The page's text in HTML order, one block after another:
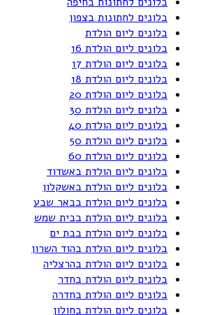
בלונים לחתונות בצפון
בלונים ליום הולדת
בלונים ליום הולדת 16
בלונים ליום הולדת 17
בלונים ליום הולדת 18
בלונים ליום הולדת 20
בלונים ליום הולדת 30
בלונים ליום הולדת 40
בלונים ליום הולדת 50
בלונים ליום הולדת 60
בלונים ליום הולדת באשדוד
בלונים ליום הולדת באשקלון
בלונים ליום הולדת בבאר שבע
בלונים ליום הולדת בבית שמש
בלונים ליום הולדת בבת ים
בלונים ליום הולדת בהוד השרון
בלונים ליום הולדת בהרצליה
בלונים ליום הולדת בחדר
בלונים ליום הולדת בחדרה
בלונים ליום הולדת בחולון